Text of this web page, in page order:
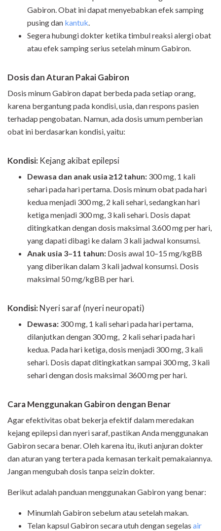
Gabiron. Obat ini dapat menyebabkan efek samping
pusing dan kantuk.
Segera hubungi dokter ketika timbul reaksi alergi obat
atau efek samping serius setelah minum Gabiron.
Dosis dan Aturan Pakai Gabiron
Dosis minum Gabiron dapat berbeda pada setiap orang,
karena bergantung pada kondisi, usia, dan respons pasien
terhadap pengobatan. Namun, ada dosis umum pemberian
obat ini berdasarkan kondisi, yaitu:
Kondisi: Kejang akibat epilepsi
Dewasa dan anak usia ≥12 tahun: 300 mg, 1 kali
sehari pada hari pertama. Dosis minum obat pada hari
kedua menjadi 300 mg, 2 kali sehari, sedangkan hari
ketiga menjadi 300 mg, 3 kali sehari. Dosis dapat
ditingkatkan dengan dosis maksimal 3.600 mg per hari,
yang dapati dibagi ke dalam 3 kali jadwal konsumsi.
Anak usia 3–11 tahun: Dosis awal 10–15 mg/kgBB
yang diberikan dalam 3 kali jadwal konsumsi. Dosis
maksimal 50 mg/kgBB per hari.
Kondisi:Nyeri saraf (nyeri neuropati)
Dewasa: 300 mg, 1 kali sehari pada hari pertama,
dilanjutkan dengan 300 mg, 2 kali sehari pada hari
kedua. Pada hari ketiga, dosis menjadi 300 mg, 3 kali
sehari. Dosis dapat ditingkatkan sampai 300 mg, 3 kali
sehari dengan dosis maksimal 3600 mg per hari.
Cara Menggunakan Gabiron dengan Benar
Agar efektivitas obat bekerja efektif dalam meredakan
kejang epilepsi dan nyeri saraf, pastikan Anda menggunakan
Gabiron secara benar. Oleh karena itu, ikuti anjuran dokter
dan aturan yang tertera pada kemasan terkait pemakaiannya.
Jangan mengubah dosis tanpa seizin dokter.
Berikut adalah panduan menggunakan Gabiron yang benar:
Minumlah Gabiron sebelum atau setelah makan.
Telan kapsul Gabiron secara utuh dengan segelas air